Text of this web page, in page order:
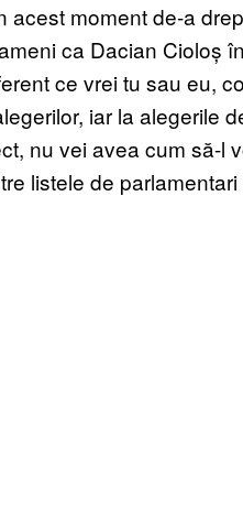
moment de-a
ca Dacian Cioloș
ce vrei tu sau eu,
iar la alegerile
nu vei avea cum să-l
listele de